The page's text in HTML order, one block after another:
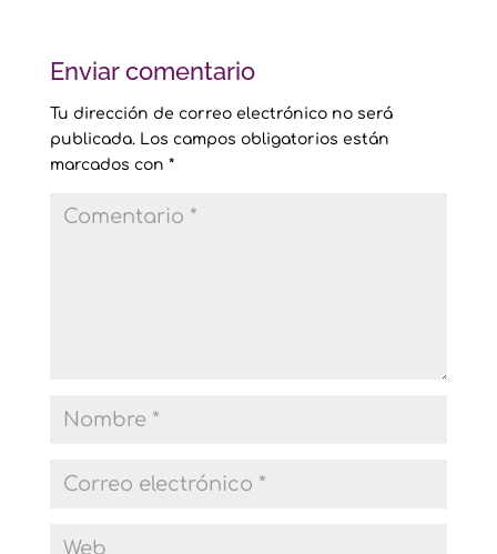
Enviar comentario
Tu dirección de correo electrónico no será
publicada. Los campos obligatorios están
marcados con *